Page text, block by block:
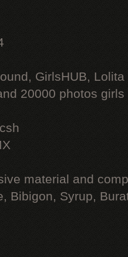
GirlsHUB, Lolita
20000 photos
material and
Bibigon, Syrup,